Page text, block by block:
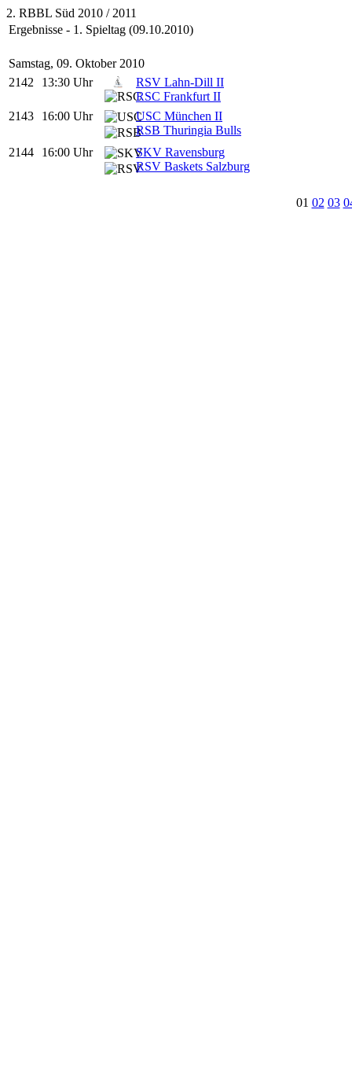
2. RBBL Süd 2010 / 2011
Ergebnisse - 1. Spieltag (09.10.2010)
Samstag, 09. Oktober 2010
2142
13:30 Uhr
RSV Lahn-Dill II
RSC Frankfurt II
2143
16:00 Uhr
USC München II
RSB Thuringia Bulls
2144
16:00 Uhr
SKV Ravensburg
RSV Baskets Salzburg
01 02 03